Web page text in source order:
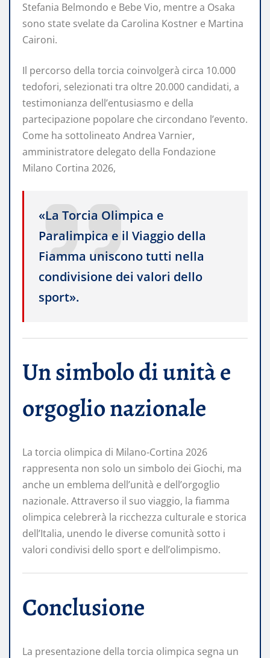
Stefania Belmondo e Bebe Vio, mentre a Osaka
sono state svelate da Carolina Kostner e Martina
Caironi.
Il percorso della torcia coinvolgerà circa 10.000
tedofori, selezionati tra oltre 20.000 candidati, a
testimonianza dell’entusiasmo e della
partecipazione popolare che circondano l’evento.
Come ha sottolineato Andrea Varnier,
amministratore delegato della Fondazione
Milano Cortina 2026,
«La Torcia Olimpica e
Paralimpica e il Viaggio della
Fiamma uniscono tutti nella
condivisione dei valori dello
sport». ​
Un simbolo di unità e
orgoglio nazionale
La torcia olimpica di Milano-Cortina 2026
rappresenta non solo un simbolo dei Giochi, ma
anche un emblema dell’unità e dell’orgoglio
nazionale. Attraverso il suo viaggio, la fiamma
olimpica celebrerà la ricchezza culturale e storica
dell’Italia, unendo le diverse comunità sotto i
valori condivisi dello sport e dell’olimpismo.​
Conclusione
La presentazione della torcia olimpica segna un